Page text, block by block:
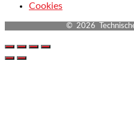
Cookies
© 2026